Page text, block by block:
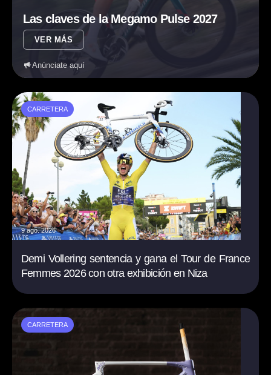
Las claves de la Megamo Pulse 2027
VER MÁS
Anúnciate aquí
CARRETERA
9 ago. 2026
Demi Vollering sentencia y gana el Tour de France
Femmes 2026 con otra exhibición en Niza
CARRETERA